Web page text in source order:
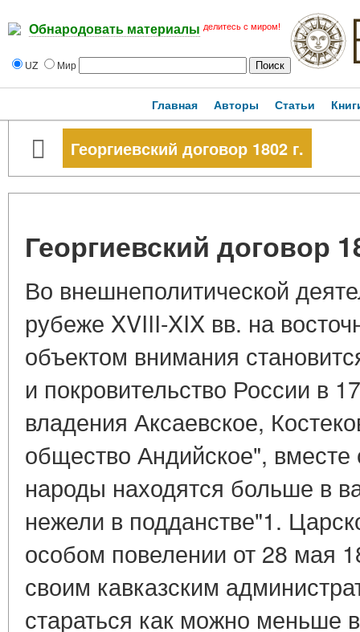
Обнародовать материалы делитесь с миром!
UZ Мир
Главная Авторы Статьи
Георгиевский договор 1802 г.
Георгиевский договор
Во внешнеполитической
рубеже XVIII-XIX вв. на
объектом внимания
и покровительство России в
владения Аксаевское,
общество Андийское", вместе
народы находятся больше в
нежели в подданстве"1.
особом повелении от 28 мая
своим кавказским
стараться как можно меньше